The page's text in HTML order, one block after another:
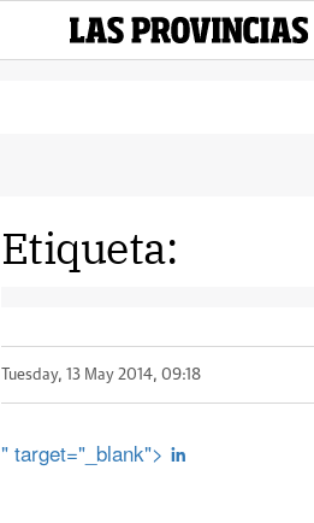
Etiqueta:
Tuesday, 13 May 2014, 09:18
" target="_blank">